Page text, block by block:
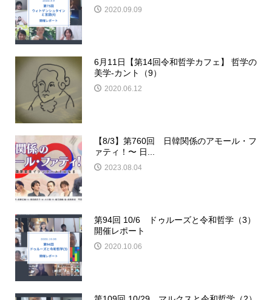
2020.09.09
6月11日【第14回令和哲学カフェ】 哲学の
美学-カント（9）
2020.06.12
【8/3】第760回 日韓関係のアモール・フ
ァティ！〜 日...
2023.08.04
第94回 10/6 ドゥルーズと令和哲学（3）
開催レポート
2020.10.06